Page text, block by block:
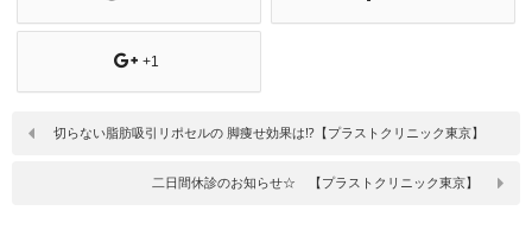
+1
切らない脂肪吸引リポセルの 脚痩せ効果は⁉【プラストクリニック東京】
二日間休診のお知らせ☆ 【プラストクリニック東京】